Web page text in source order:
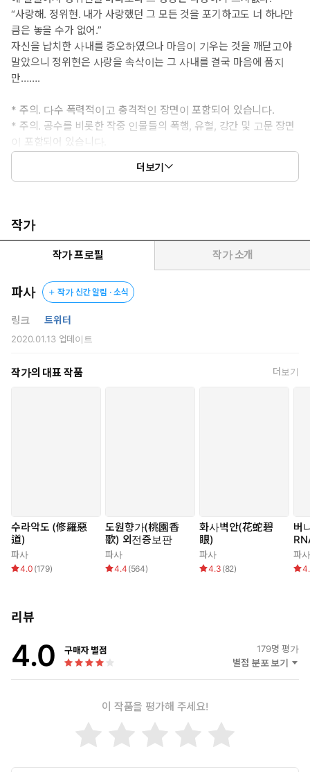
“사랑해. 정위현. 내가 사랑했던 그 모든 것을 포기하고도 너 하나만
큼은 놓을 수가 없어.”
자신을 납치한 사내를 증오하였으나 마음이 기우는 것을 깨닫고야
말았으니 정위현은 사랑을 속삭이는 그 사내를 결국 마음에 품지
만…….
* 주의. 다수 폭력적이고 충격적인 장면이 포함되어 있습니다.
* 주의. 공수를 비롯한 작중 인물들의 폭행, 유혈, 강간 및 고문 장면
이 포함되어 있습니다.
* 도원향가의 연작입니다. 스핀오프 소설이며 도원향가와 수라악도
의 캐릭터는 구분되어 다른 존재입니다.
더보기
작가
작가 프로필 작가 소개
파사 작가 신간 알림 · 소식
링크 트위터
2020.01.13업데이트
작가의 대표 작품 더보기
수라악도 (修羅惡
道)
파사
4.0 (179)
도원향가(桃園香
歌) 외전증보판
파사
4.4 (564)
화사벽안(花蛇碧
眼)
파사
4.3 (82)
버
파사
리뷰
4.0 구매자 별점 179명 평가
별점 분포 보기
이 작품을 평가해 주세요!